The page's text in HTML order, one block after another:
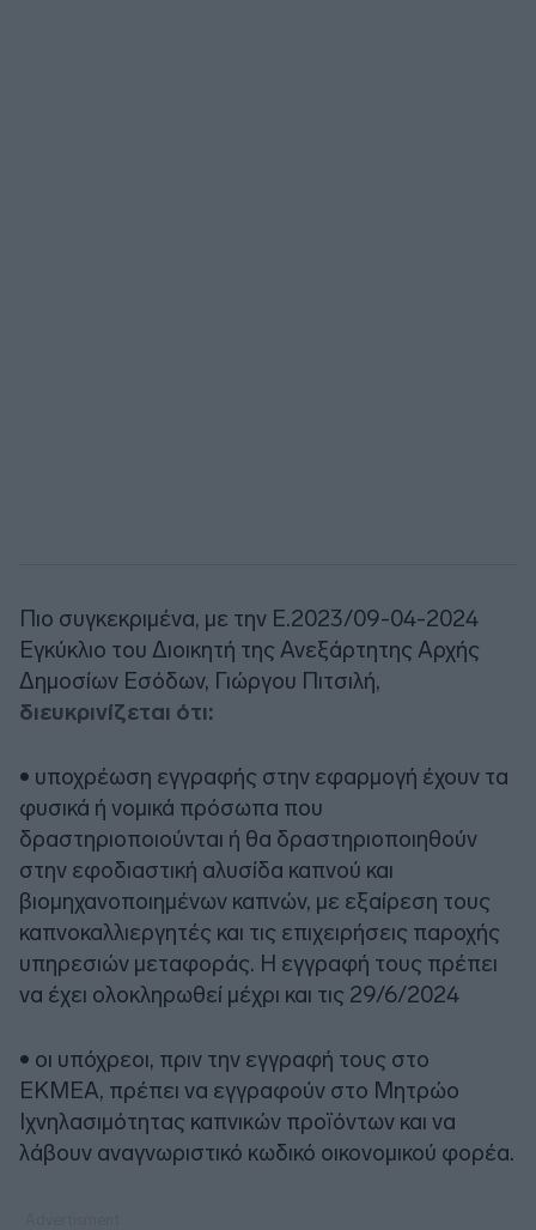
Πιο συγκεκριμένα, με την Ε.2023/09-04-2024
Εγκύκλιο του Διοικητή της Ανεξάρτητης Αρχής
Δημοσίων Εσόδων, Γιώργου Πιτσιλή,
διευκρινίζεται ότι:
• υποχρέωση εγγραφής στην εφαρμογή έχουν τα
φυσικά ή νομικά πρόσωπα που
δραστηριοποιούνται ή θα δραστηριοποιηθούν
στην εφοδιαστική αλυσίδα καπνού και
βιομηχανοποιημένων καπνών, με εξαίρεση τους
καπνοκαλλιεργητές και τις επιχειρήσεις παροχής
υπηρεσιών μεταφοράς. Η εγγραφή τους πρέπει
να έχει ολοκληρωθεί μέχρι και τις 29/6/2024
• οι υπόχρεοι, πριν την εγγραφή τους στο
ΕΚΜΕΑ, πρέπει να εγγραφούν στο Μητρώο
Ιχνηλασιμότητας καπνικών προϊόντων και να
λάβουν αναγνωριστικό κωδικό οικονομικού φορέα.